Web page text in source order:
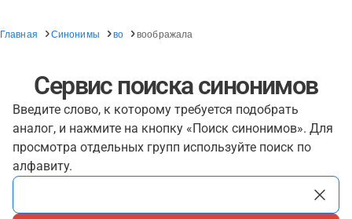
Главная Синонимы во воображала
Сервис поиска синонимов
Введите слово, к которому требуется подобрать
аналог, и нажмите на кнопку «Поиск синонимов». Для
просмотра отдельных групп используйте поиск по
алфавиту.